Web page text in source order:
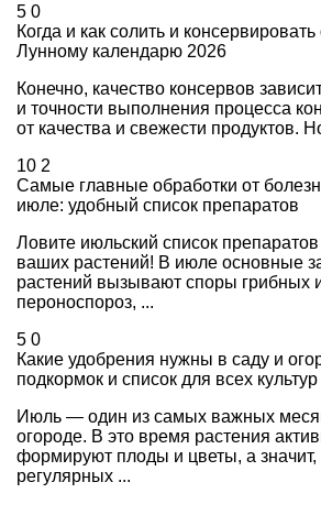
5 0
Когда и как солить и
Лунному календарю 2026
Конечно, качество консервов
и точности выполнения процесса
от качества и свежести продуктов.
10 2
Самые главные обработки от
июле: удобный список препаратов
Ловите июльский список
ваших растений! В июле основные
растений вызывают споры
пероноспороз, ...
5 0
Какие удобрения нужны в саду и
подкормок и список для всех культур
Июль — один из самых важных
огороде. В это время растения
формируют плоды и цветы, а
регулярных ...